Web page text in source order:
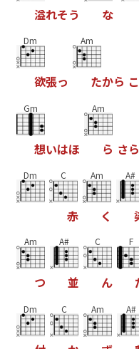
溢れそう な
Dm
欲張っ
Am
たから こ
Gm
想いはほ
Am
ら さら
Dm C
赤
Am
く
A#
Am
つ
A#
並
C
ん
F
Dm C Am A#